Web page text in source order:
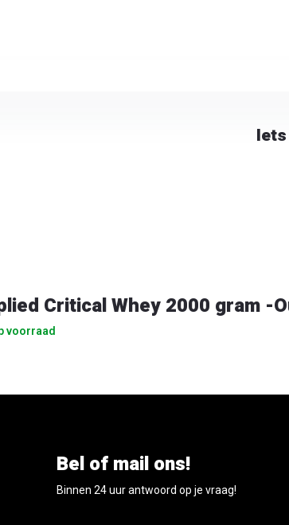
Critical Whey 2000 gram -
voorraad
Bel of mail ons!
Binnen 24 uur antwoord op je vraag!